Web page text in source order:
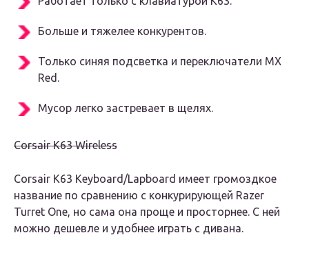
Больше и тяжелее конкурентов.
Только синяя подсветка и переключатели MX
Red.
Мусор легко застревает в щелях.
Corsair K63 Wireless
Corsair K63 Keyboard/Lapboard имеет громоздкое
название по сравнению с конкурирующей Razer
Turret One, но сама она проще и просторнее. С ней
можно дешевле и удобнее играть с дивана.